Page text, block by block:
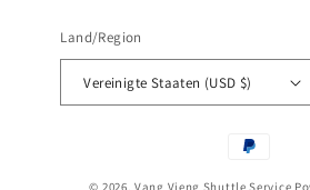
Land/Region
Vereinigte Staaten (USD $)
© 2026,Vang Vieng Shuttle Service